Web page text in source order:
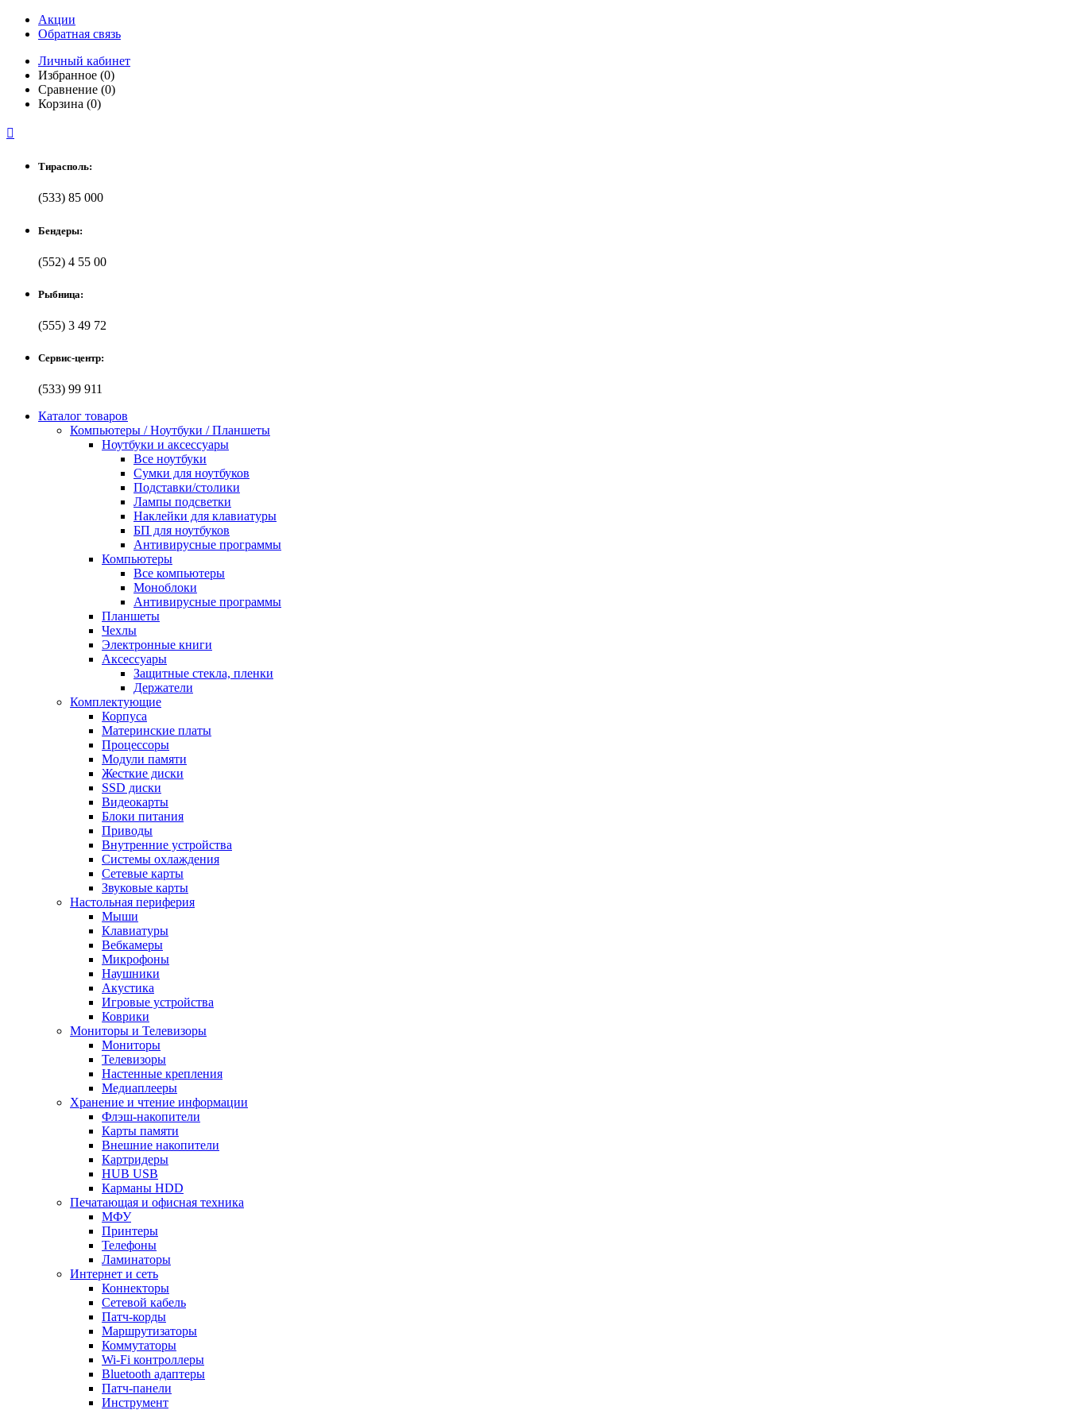
Акции
Обратная связь
Личный кабинет
Избранное (0)
Сравнение (0)
Корзина (0)

Тирасполь:
(533) 85 000
Бендеры:
(552) 4 55 00
Рыбница:
(555) 3 49 72
Сервис-центр:
(533) 99 911
Каталог товаров
Компьютеры / Ноутбуки / Планшеты
Ноутбуки и аксессуары
Все ноутбуки
Сумки для ноутбуков
Подставки/столики
Лампы подсветки
Наклейки для клавиатуры
БП для ноутбуков
Антивирусные программы
Компьютеры
Все компьютеры
Моноблоки
Антивирусные программы
Планшеты
Чехлы
Электронные книги
Аксессуары
Защитные стекла, пленки
Держатели
Комплектующие
Корпуса
Материнские платы
Процессоры
Модули памяти
Жесткие диски
SSD диски
Видеокарты
Блоки питания
Приводы
Внутренние устройства
Системы охлаждения
Сетевые карты
Звуковые карты
Настольная периферия
Мыши
Клавиатуры
Вебкамеры
Микрофоны
Наушники
Акустика
Игровые устройства
Коврики
Мониторы и Телевизоры
Мониторы
Телевизоры
Настенные крепления
Медиаплееры
Хранение и чтение информации
Флэш-накопители
Карты памяти
Внешние накопители
Картридеры
HUB USB
Карманы HDD
Печатающая и офисная техника
МФУ
Принтеры
Телефоны
Ламинаторы
Интернет и сеть
Коннекторы
Сетевой кабель
Патч-корды
Маршрутизаторы
Коммутаторы
Wi-Fi контроллеры
Bluetooth адаптеры
Патч-панели
Инструмент